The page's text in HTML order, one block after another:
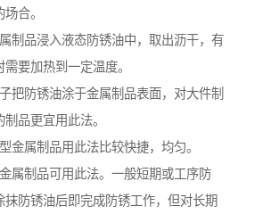
合。
制品浸入液态防锈油中，取出沥干，有
要加热到一定温度。
把防锈油涂于金属制品表面，对大件制
品更宜用此法。
金属制品用此法比较快捷，均匀。
属制品可用此法。一般短期或工序防
抹防锈油后即完成防锈工作，但对长期